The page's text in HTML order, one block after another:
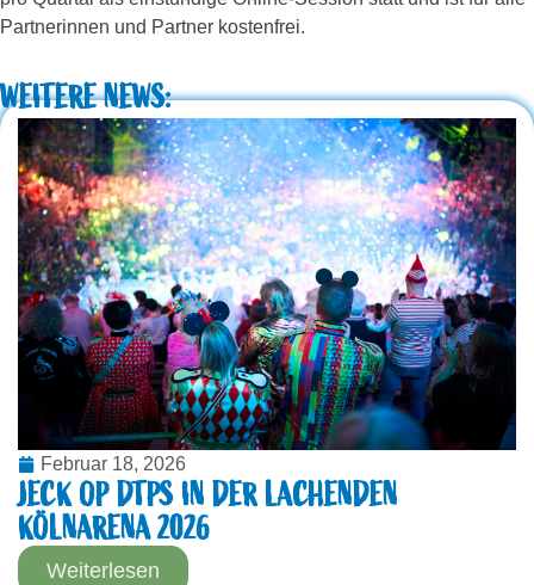
Partnerinnen und Partner kostenfrei.
WEITERE NEWS:
Februar 18, 2026
JECK OP DTPS IN DER LACHENDEN
KÖLNARENA 2026
Weiterlesen